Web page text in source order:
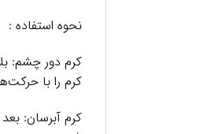
نحوه استفاده :
کرم دور چشم:
کرم را با
کرم آبرسان: